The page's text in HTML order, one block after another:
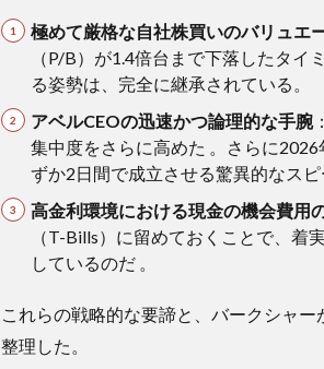
編：
アベ
ル
によ
る
「大
除」
3.3
大な
現金
クッ
極めて厳格な自社株買いのバリュエ
（P/B）が1.4倍台まで下落したタ
る姿勢は、完全に継承されている。
アベルCEOの迅速かつ論理的な手腕
集中度をさらに高めた 。さらに
ずか2日間で成立させる驚異的なスピ
高金利環境における現金の機会費用
（T-Bills）に留めておくことで、
しているのだ 。
これらの戦略的な要諦と、バークシャ
整理した。